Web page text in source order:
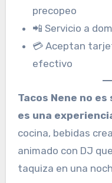
precopeo
📲 Servicio a
💳 Aceptan
efectivo
Tacos Nene no
es una
cocina, bebidas
animado con DJ
taquiza en una